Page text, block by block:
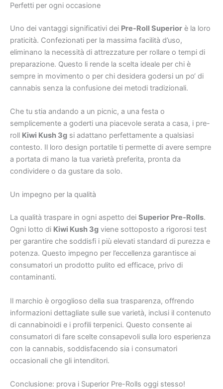
Perfetti per ogni occasione
Uno dei vantaggi significativi dei Pre-Roll Superior è la loro
praticità. Confezionati per la massima facilità d’uso,
eliminano la necessità di attrezzature per rollare o tempi di
preparazione. Questo li rende la scelta ideale per chi è
sempre in movimento o per chi desidera godersi un po‘ di
cannabis senza la confusione dei metodi tradizionali.
Che tu stia andando a un picnic, a una festa o
semplicemente a goderti una piacevole serata a casa, i pre-
roll Kiwi Kush 3g si adattano perfettamente a qualsiasi
contesto. Il loro design portatile ti permette di avere sempre
a portata di mano la tua varietà preferita, pronta da
condividere o da gustare da solo.
Un impegno per la qualità
La qualità traspare in ogni aspetto dei Superior Pre-Rolls.
Ogni lotto di Kiwi Kush 3g viene sottoposto a rigorosi test
per garantire che soddisfi i più elevati standard di purezza e
potenza. Questo impegno per l’eccellenza garantisce ai
consumatori un prodotto pulito ed efficace, privo di
contaminanti.
Il marchio è orgoglioso della sua trasparenza, offrendo
informazioni dettagliate sulle sue varietà, inclusi il contenuto
di cannabinoidi e i profili terpenici. Questo consente ai
consumatori di fare scelte consapevoli sulla loro esperienza
con la cannabis, soddisfacendo sia i consumatori
occasionali che gli intenditori.
Conclusione: prova i Superior Pre-Rolls oggi stesso!